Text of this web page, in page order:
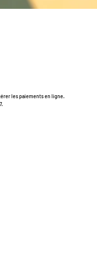
les paiements en ligne.